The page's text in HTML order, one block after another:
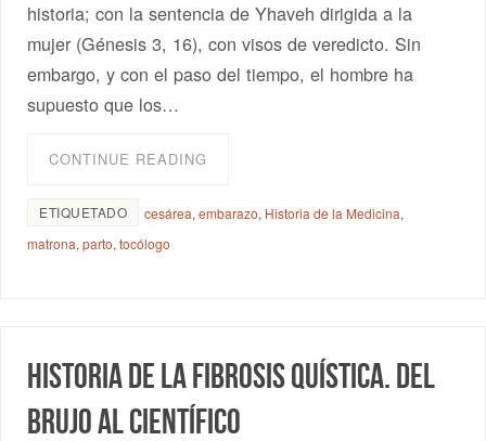
historia; con la sentencia de Yhaveh dirigida a la
mujer (Génesis 3, 16), con visos de veredicto. Sin
embargo, y con el paso del tiempo, el hombre ha
supuesto que los…
CONTINUE READING
ETIQUETADO cesárea,embarazo, Historia de la Medicina,
matrona,parto,tocólogo
Historia de la fibrosis quística. Del
brujo al científico